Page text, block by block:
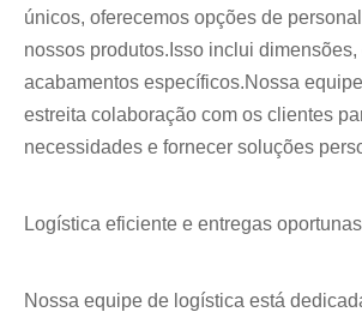
únicos, oferecemos opções de
nossos produtos.Isso inclui
acabamentos específicos.Nossa
estreita colaboração com os clientes
necessidades e fornecer soluções
Logística eficiente e entregas oportunas
Nossa equipe de logística está